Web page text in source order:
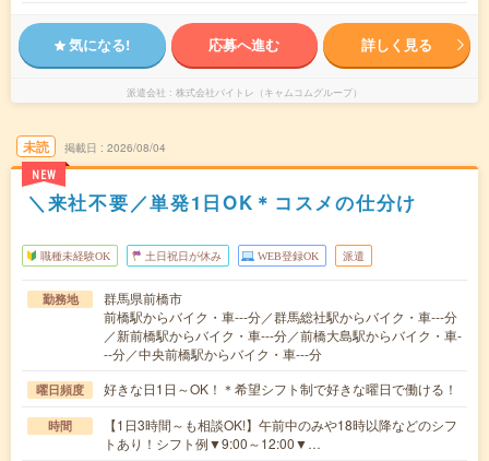
気になる! 応募へ進む 詳しく見る
派遣会社 株式会社バイトレ（キャムコムグループ）
未読
NEW
掲載日 2026/08/04
＼来社不要／単発1日OK＊コスメの仕分け
職種未経験OK 土日祝日が休み WEB登録OK 派遣
勤務地
群馬県前橋市
前橋駅からバイク・車---分／群馬総社駅からバイク・車---分
／新前橋駅からバイク・車---分／前橋大島駅からバイク・車-
--分／中央前橋駅からバイク・車---分
曜日頻度 好きな日1日～OK！＊希望シフト制で好きな曜日で働ける！
時間
【1日3時間～も相談OK!】午前中のみや18時以降などのシフ
トあり！シフト例▼9:00～12:00▼…